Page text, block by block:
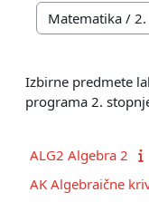
Kategorije
Izbirne predmete
programa 2.
ALG2 Algebra 2
AK Algebraične